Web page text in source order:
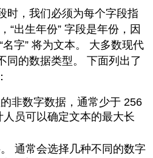
时，我们必须为每个字段指
“出生年份” 字段是年份，因
字” 将为文本。 大多数现代
同的数据类型。 下面列出了
非数字数据，通常少于 256
员可以确定文本的最大长
通常会选择几种不同的数字